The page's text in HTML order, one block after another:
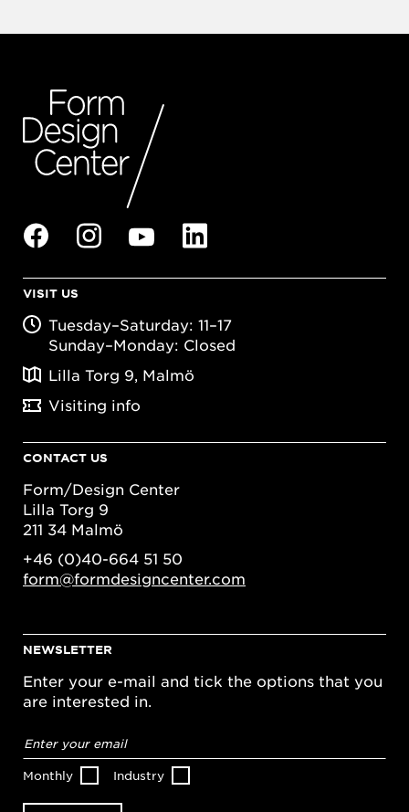
VISIT US
Tuesday–Saturday: 11–17
Sunday–Monday: Closed
Lilla Torg 9, Malmö
Visiting info
CONTACT US
Form/Design Center
Lilla Torg 9
211 34 Malmö
+46 (0)40-664 51 50
form@formdesigncenter.com
NEWSLETTER
Enter your e-mail and tick the options that you
are interested in.
address*
Monthly Industry